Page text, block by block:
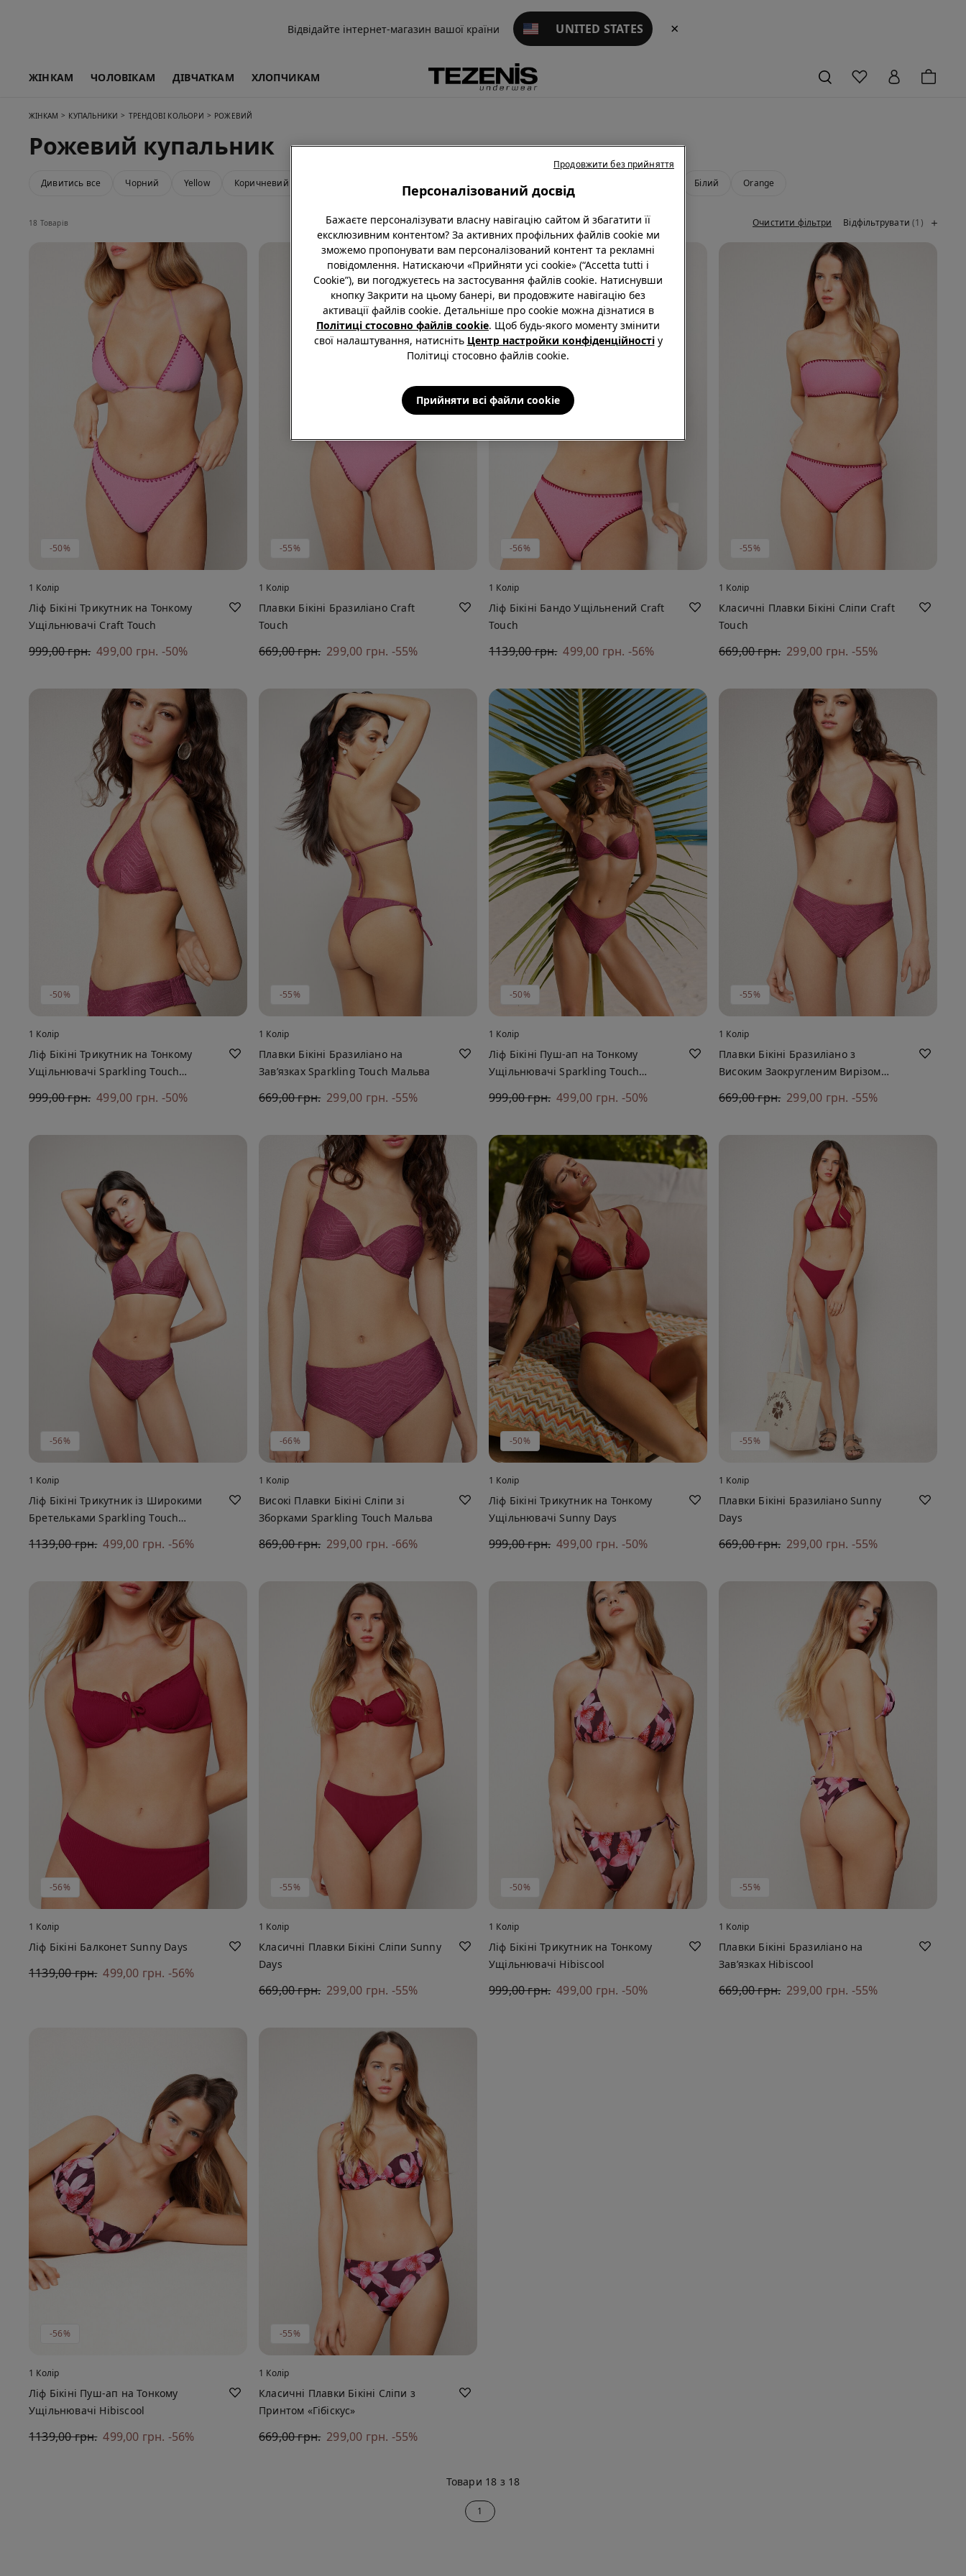
Відвідайте інтернет-магазин вашої країни UNITED STATES ×
ЖІНКАМ ЧОЛОВІКАМ ДІВЧАТКАМ ХЛОПЧИКАМ
ЖІНКАМ > КУПАЛЬНИКИ > ТРЕНДОВІ КОЛЬОРИ > РОЖЕВИЙ
Рожевий купальник
Дивитись все Чорний Yellow Коричневий Рожевий Зелений Білий Orange
18 Товарів Очистити фільтри Відфільтрувати(1)
-50%
1 Колір
Ліф Бікіні Трикутник на Тонкому
Ущільнювачі Craft Touch
999,00 грн. 499,00 грн. -50%
-55%
1 Колір
Плавки Бікіні Бразиліано Craft
Touch
669,00 грн. 299,00 грн. -55%
-56%
1 Колір
Ліф Бікіні Бандо Ущільнений Craft
Touch
1139,00 грн. 499,00 грн. -56%
-55%
1 Колір
Класичні Плавки Бікіні Сліпи Craft
Touch
669,00 грн. 299,00 грн. -55%
-50%
1 Колір
Ліф Бікіні Трикутник на Тонкому
Ущільнювачі Sparkling Touch
999,00 грн. 499,00 грн. -50%
-55%
1 Колір
Плавки Бікіні Бразиліано на
Зав’язках Sparkling Touch Мальва
669,00 грн. 299,00 грн. -55%
-50%
1 Колір
Ліф Бікіні Пуш-ап на Тонкому
Ущільнювачі Sparkling Touch
999,00 грн. 499,00 грн. -50%
-55%
1 Колір
Плавки Бікіні Бразиліано з
Високим Заокругленим Вирізом
669,00 грн. 299,00 грн. -55%
-56%
1 Колір
Ліф Бікіні Трикутник із Широкими
Бретельками Sparkling Touch
1139,00 грн. 499,00 грн. -56%
-66%
1 Колір
Високі Плавки Бікіні Сліпи зі
Зборками Sparkling Touch Мальва
869,00 грн. 299,00 грн. -66%
-50%
1 Колір
Ліф Бікіні Трикутник на Тонкому
Ущільнювачі Sunny Days
999,00 грн. 499,00 грн. -50%
-55%
1 Колір
Плавки Бікіні Бразиліано Sunny
Days
669,00 грн. 299,00 грн. -55%
-56%
1 Колір
Ліф Бікіні Балконет Sunny Days
1139,00 грн. 499,00 грн. -56%
-55%
1 Колір
Класичні Плавки Бікіні Сліпи Sunny
Days
669,00 грн. 299,00 грн. -55%
-50%
1 Колір
Ліф Бікіні Трикутник на Тонкому
Ущільнювачі Hibiscool
999,00 грн. 499,00 грн. -50%
-55%
1 Колір
Плавки Бікіні Бразиліано на
Зав’язках Hibiscool
669,00 грн. 299,00 грн. -55%
-56%
1 Колір
Ліф Бікіні Пуш-ап на Тонкому
Ущільнювачі Hibiscool
1139,00 грн. 499,00 грн. -56%
-55%
1 Колір
Класичні Плавки Бікіні Сліпи з
Принтом «Гібіскус»
669,00 грн. 299,00 грн. -55%
Товари 18 з 18
1
Персоналізований досвід
Бажаєте персоналізувати власну навігацію сайтом й збагатити її
ексклюзивним контентом? За активних профільних файлів cookie ми
зможемо пропонувати вам персоналізований контент та рекламні
повідомлення. Натискаючи «Прийняти усі cookie» (“Accetta tutti i
Cookie”), ви погоджуєтесь на застосування файлів cookie. Натиснувши
кнопку Закрити на цьому банері, ви продовжите навігацію без
активації файлів cookie. Детальніше про cookie можна дізнатися в
Політиці стосовно файлів cookie. Щоб будь-якого моменту змінити
свої налаштування, натисніть Центр настройки конфіденційностіу
Політиці стосовно файлів cookie.
Прийняти всі файли сookie
Продовжити без прийняття